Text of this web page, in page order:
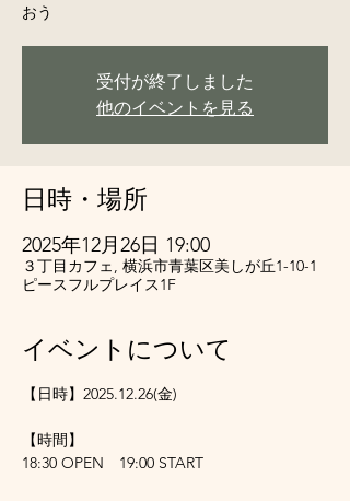
おう
受付が終了しました
他のイベントを見る
日時・場所
2025年12月26日 19:00
３丁目カフェ, 横浜市青葉区美しが丘1-10-1
ピースフルプレイス1F
イベントについて
【日時】2025.12.26(金)
【時間】
18:30 OPEN　19:00 START